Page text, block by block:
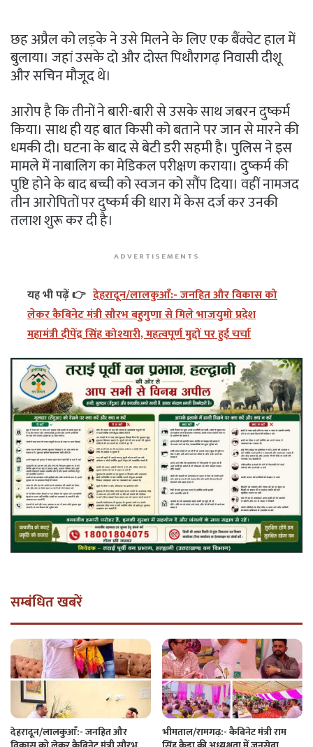
छह अप्रैल को लड़के ने उसे मिलने के लिए एक बैंक्वेट हाल में
बुलाया। जहां उसके दो और दोस्त पिथौरागढ़ निवासी दीशू
और सचिन मौजूद थे।
आरोप है कि तीनों ने बारी-बारी से उसके साथ जबरन दुष्कर्म
किया। साथ ही यह बात किसी को बताने पर जान से मारने की
धमकी दी। घटना के बाद से बेटी डरी सहमी है। पुलिस ने इस
मामले में नाबालिग का मेडिकल परीक्षण कराया। दुष्कर्म की
पुष्टि होने के बाद बच्ची को स्वजन को सौंप दिया। वहीं नामजद
तीन आरोपितों पर दुष्कर्म की धारा में केस दर्ज कर उनकी
तलाश शुरू कर दी है।
ADVERTISEMENTS
यह भी पढ़ें 👉 देहरादून/लालकुआँ:- जनहित और विकास को
लेकर कैबिनेट मंत्री सौरभ बहुगुणा से मिले भाजयुमो प्रदेश
महामंत्री दीपेंद्र सिंह कोश्यारी, महत्वपूर्ण मुद्दों पर हुई चर्चा
सम्बंधित खबरें
देहरादून/लालकुआँ:- जनहित और
भीमताल/रामगढ़:- कैबिनेट मंत्री राम